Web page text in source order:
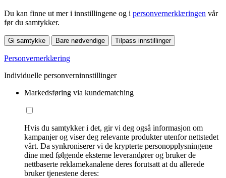
Du kan finne ut mer i innstillingene og i personvernerklæringen vår
før du samtykker.
Gi samtykke Bare nødvendige Tilpass innstillinger
Personvernerklæring
Individuelle personverninnstillinger
Markedsføring via kundematching
Hvis du samtykker i det, gir vi deg også informasjon om
kampanjer og viser deg relevante produkter utenfor nettstedet
vårt. Da synkroniserer vi de krypterte personopplysningene
dine med følgende eksterne leverandører og bruker de
nettbaserte reklamekanalene deres forutsatt at du allerede
bruker tjenestene deres: